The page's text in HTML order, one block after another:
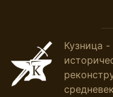
Кузница -